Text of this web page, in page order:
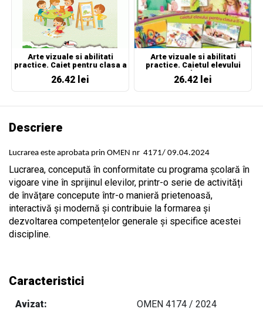
Arte vizuale si abilitati
practice. Caiet pentru clasa a
26.42 lei
Arte vizuale si abilitati
practice. Caietul elevului
pentru clasa a II-a
26.42 lei
Descriere
Lucrarea este aprobata prin OMEN nr 4171/ 09.04.2024
Lucrarea, concepută în conformitate cu programa şcolară în
vigoare vine în sprijinul elevilor, printr-o serie de activități
de învățare concepute într-o manieră prietenoasă,
interactivă și modernă și contribuie la formarea și
dezvoltarea competențelor generale și specifice acestei
discipline.
Caracteristici
Avizat: OMEN 4174 / 2024